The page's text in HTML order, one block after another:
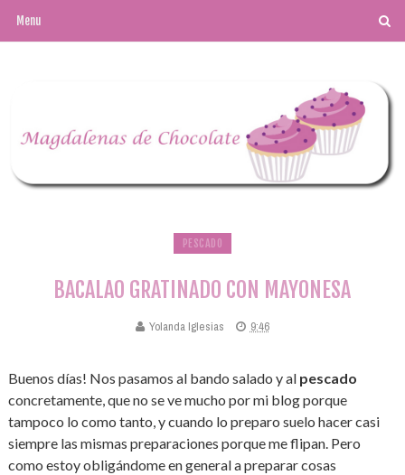
PESCADO
BACALAO GRATINADO CON MAYONESA
Yolanda Iglesias 9:46
Buenos días! Nos pasamos al bando salado y al pescado
concretamente, que no se ve mucho por mi blog porque
tampoco lo como tanto, y cuando lo preparo suelo hacer casi
siempre las mismas preparaciones porque me flipan. Pero
como estoy obligándome en general a preparar cosas